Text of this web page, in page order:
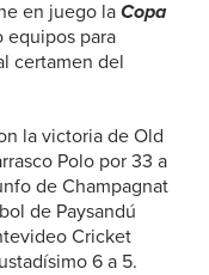
en juego la Copa
equipos para
certamen del
la victoria de Old
Polo por 33 a
de Champagnat
de Paysandú
Cricket
6 a 5.